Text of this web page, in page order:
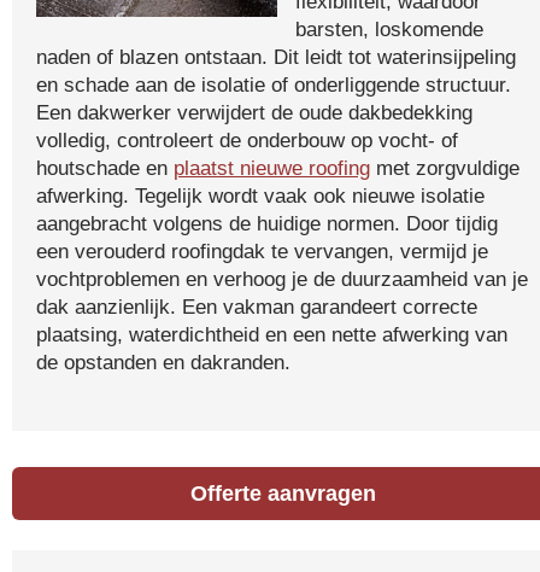
barsten, loskomende
naden of blazen ontstaan. Dit leidt tot waterinsijpeling
en schade aan de isolatie of onderliggende structuur.
Een dakwerker verwijdert de oude dakbedekking
volledig, controleert de onderbouw op vocht- of
houtschade en plaatst nieuwe roofing met zorgvuldige
afwerking. Tegelijk wordt vaak ook nieuwe isolatie
aangebracht volgens de huidige normen. Door tijdig
een verouderd roofingdak te vervangen, vermijd je
vochtproblemen en verhoog je de duurzaamheid van je
dak aanzienlijk. Een vakman garandeert correcte
plaatsing, waterdichtheid en een nette afwerking van
de opstanden en dakranden.
Offerte aanvragen